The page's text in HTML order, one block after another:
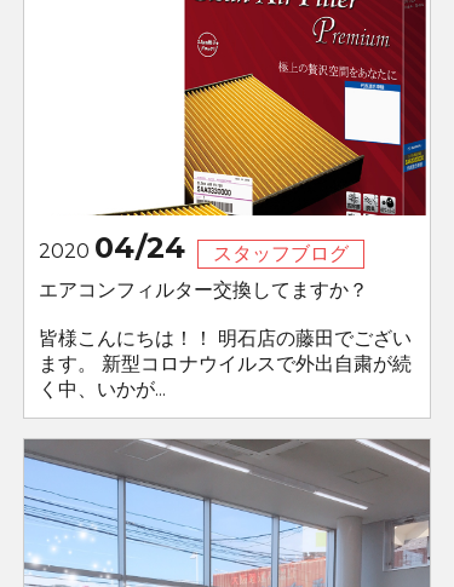
2020 04/24
スタッフブログ
エアコンフィルター交換してますか？
皆様こんにちは！！ 明石店の藤田でござい
ます。 新型コロナウイルスで外出自粛が続
く中、いかが...